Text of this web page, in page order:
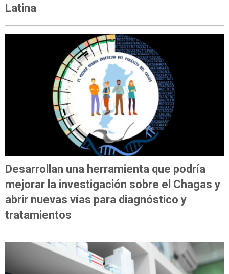
Latina
Desarrollan una herramienta que podría
mejorar la investigación sobre el Chagas y
abrir nuevas vías para diagnóstico y
tratamientos